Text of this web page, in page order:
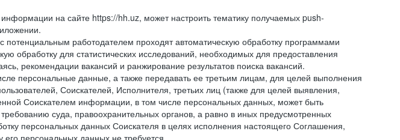
на сайте https://hh.uz, может настроить тематику получаемых push-
работодателем проходят автоматическую обработку программами
обработку для статистических исследований, необходимых для предоставления
рекомендации вакансий и ранжирование результатов поиска вакансий.
персональные данные, а также передавать ее третьим лицам, для целей выполнения
Соискателей, Исполнителя, третьих лиц (также для целей выявления,
Соискателем информации, в том числе персональных данных, может быть
суда, правоохранительных органов, а равно в иных предусмотренных
персональных данных Соискателя в целях исполнения настоящего Соглашения,
персональных данных не требуется.